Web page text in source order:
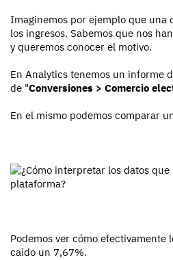
Imaginemos por ejemplo que una
los ingresos. Sabemos que nos
y queremos conocer el motivo.
En Analytics tenemos un informe
de "Conversiones > Comercio
En el mismo podemos comparar
Podemos ver cómo efectivamente
caído un 7,67%.